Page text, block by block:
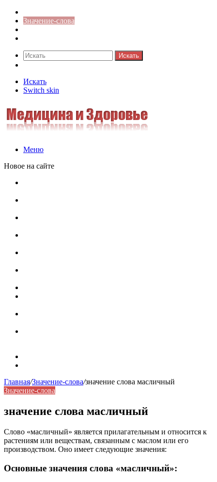
Значение-слова
Искать
Искать
Switch skin
Меню
Новое на сайте
Главная/Значение-слова/значение слова масличный
Значение-слова
значение слова масличный
Слово «масличный» является прилагательным и относится к
растениям или веществам, связанным с маслом или его
производством. Оно имеет следующие значения:
Основные значения слова «масличный»: